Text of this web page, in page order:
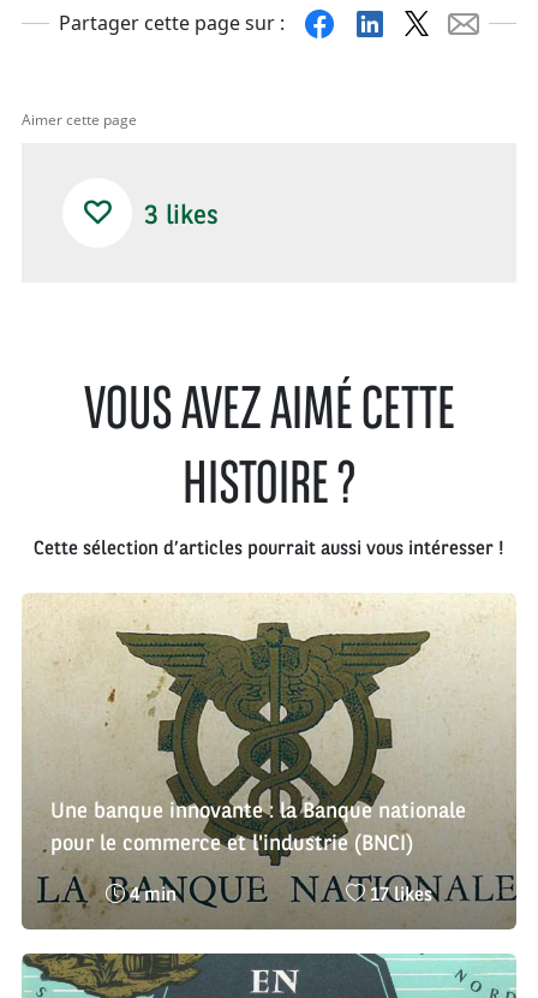
Partager cette page sur : FacebookLinkedin Mail
Aimer cette page
3 likes
VOUS AVEZ AIMÉ CETTE
HISTOIRE ?
Cette sélection d’articles pourrait aussi vous intéresser !
Une banque innovante : la Banque nationale
pour le commerce et l'industrie (BNCI)
Temps
lecture
:
4 min
Nombre
likes
17 likes